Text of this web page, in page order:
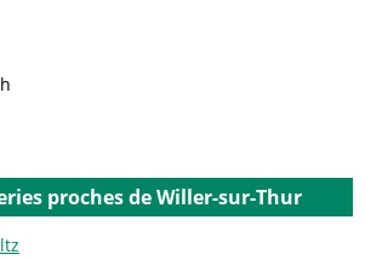
proches de Willer-sur-Thur